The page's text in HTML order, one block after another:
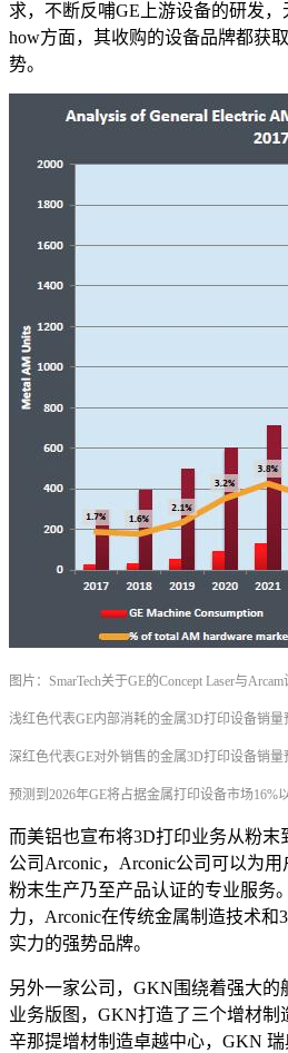
求，不断反哺GE上游设备的研发
how方面，其收购的设备品牌都获
势。
图片：SmarTech关于GE的Concept Laser与
浅红色代表GE内部消耗的金属3D打印设备销量
深红色代表GE对外销售的金属3D打印设备销量
预测到2026年GE将占据金属打印设备市场16%
而美铝也宣布将3D打印业务从粉末
公司Arconic，Arconic公司可以为
粉末生产乃至产品认证的专业服务
力，Arconic在传统金属制造技术
实力的强势品牌。
另外一家公司，GKN围绕着强大的
业务版图，GKN打造了三个增材
辛那提增材制造卓越中心，GKN 瑞